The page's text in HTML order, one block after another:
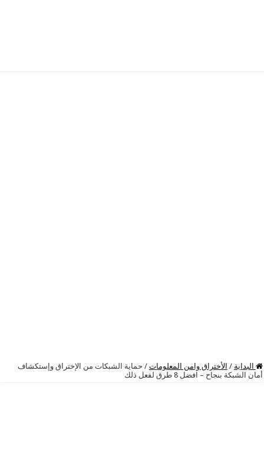
البداية / الأختراق وامن المعلومات / حماية الشبكات من الإختراق وإستكشاف
أمان الشبكة بنجاح – افضل 8 طرق لفعل ذلك